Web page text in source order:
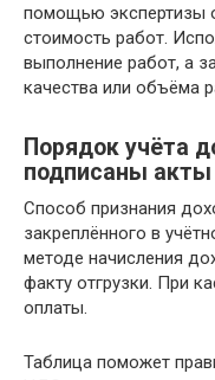
помощью экспертизы
стоимость работ.
выполнение работ, а
качества или объёма
Порядок учёта
подписаны акты
Способ признания
закреплённого в
методе начисления
факту отгрузки. При
оплаты.
Таблица поможет